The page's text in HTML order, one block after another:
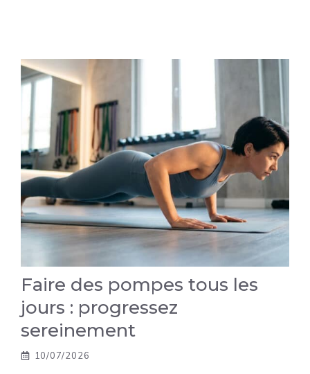
Faire des pompes tous les
jours : progressez
sereinement
10/07/2026